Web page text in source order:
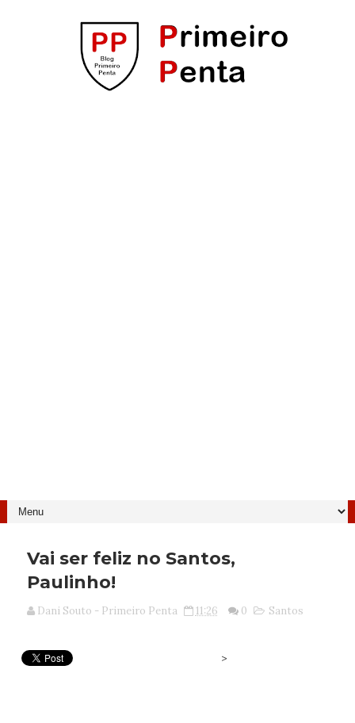
Vai ser feliz no Santos,
Paulinho!
Dani Souto - Primeiro Penta 11:26 0 Santos
>